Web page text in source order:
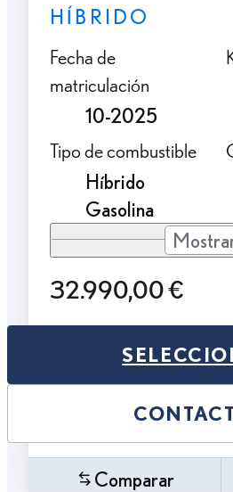
HÍBRIDO
Fecha de
matriculación
10-2025
Tipo de combustible
Híbrido
Gasolina
32.990,00 €
Comparar